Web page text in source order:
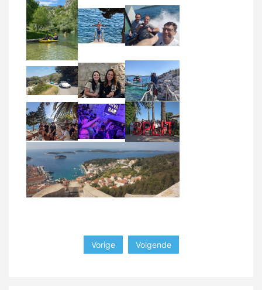
Vorige Volgende